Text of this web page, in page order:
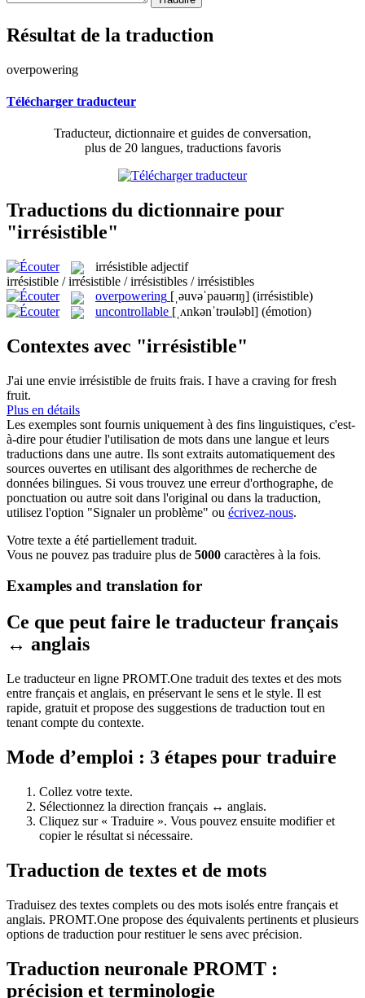
Résultat de la traduction
overpowering
Télécharger traducteur
Traducteur, dictionnaire et guides de conversation,
plus de 20 langues, traductions favoris
Traductions du dictionnaire pour
"irrésistible"
irrésistible adjectif
irrésistible / irrésistible / irrésistibles / irrésistibles
overpowering [ˌəuvəˈpauərɪŋ] (irrésistible)
uncontrollable [ˌʌnkənˈtrəuləbl] (émotion)
Contextes avec "irrésistible"
J'ai une envie irrésistible de fruits frais. I have a craving for fresh
fruit.
Plus en détails
Les exemples sont fournis uniquement à des fins linguistiques, c'est-
à-dire pour étudier l'utilisation de mots dans une langue et leurs
traductions dans une autre. Ils sont extraits automatiquement des
sources ouvertes en utilisant des algorithmes de recherche de
données bilingues. Si vous trouvez une erreur d'orthographe, de
ponctuation ou autre soit dans l'original ou dans la traduction,
utilisez l'option "Signaler un problème" ou écrivez-nous.
Votre texte a été partiellement traduit.
Vous ne pouvez pas traduire plus de 5000 caractères à la fois.
Examples and translation for
Ce que peut faire le traducteur français
↔ anglais
Le traducteur en ligne PROMT.One traduit des textes et des mots
entre français et anglais, en préservant le sens et le style. Il est
rapide, gratuit et propose des suggestions de traduction tout en
tenant compte du contexte.
Mode d’emploi : 3 étapes pour traduire
Collez votre texte.
Sélectionnez la direction français ↔ anglais.
Cliquez sur « Traduire ». Vous pouvez ensuite modifier et
copier le résultat si nécessaire.
Traduction de textes et de mots
Traduisez des textes complets ou des mots isolés entre français et
anglais. PROMT.One propose des équivalents pertinents et plusieurs
options de traduction pour restituer le sens avec précision.
Traduction neuronale PROMT :
précision et terminologie